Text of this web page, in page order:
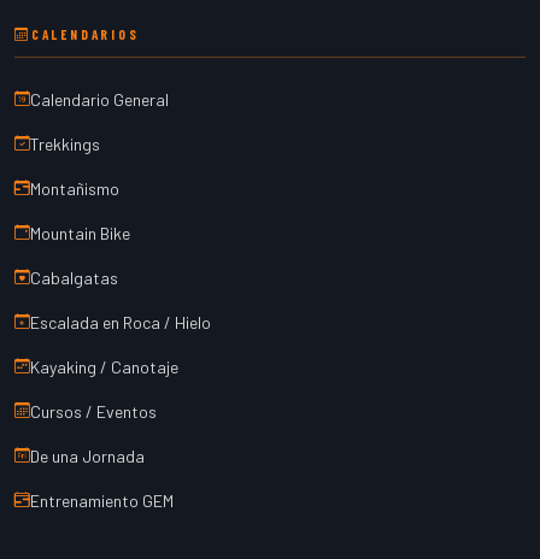
CALENDARIOS
Calendario General
Trekkings
Montañismo
Mountain Bike
Cabalgatas
Escalada en Roca / Hielo
Kayaking / Canotaje
Cursos / Eventos
De una Jornada
Entrenamiento GEM